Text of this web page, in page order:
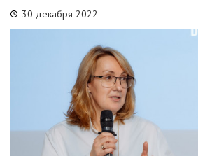
30 декабря 2022